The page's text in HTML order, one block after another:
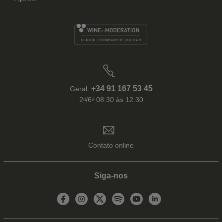
Geral: +34 91 167 53 45
2ᵃ/6ᵃ 08:30 às 12:30
Contato online
Siga-nos